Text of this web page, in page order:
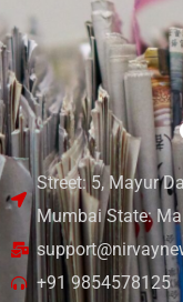
Street: 5, Mayur
Mumbai State:
+91 9854578125